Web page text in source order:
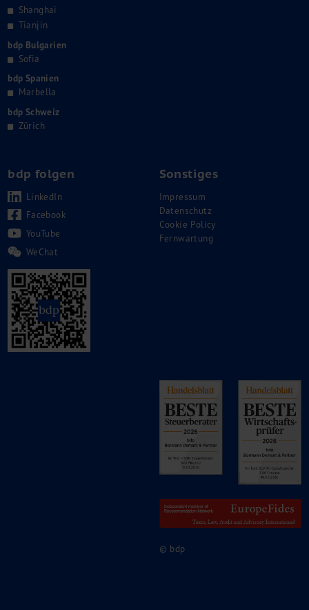
Shanghai
Tianjin
bdp Bulgarien
Sofia
bdp Spanien
Marbella
bdp Schweiz
Zürich
bdp folgen
LinkedIn
Facebook
YouTube
WeChat
Sonstiges
Impressum
Datenschutz
Cookie Policy
Fernwartung
© bdp